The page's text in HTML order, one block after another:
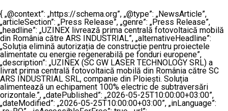
{ „@context”: „https://schema.org”, „@type”: „NewsArticle”,
„articleSection”: „Press Release”, „genre”: „Press Release”,
„headline”: „UZINEX livrează prima centrală fotovoltaică mobilă
din România către ARS INDUSTRIAL”, „alternativeHeadline”:
„Soluția elimină autorizația de construcție pentru proiectele
alimentate cu energie regenerabilă pe fonduri europene”,
„description”: „UZINEX (SC GW LASER TECHNOLOGY SRL) a
livrat prima centrală fotovoltaică mobilă din România către SC
ARS INDUSTRIAL SRL, companie din Ploiești. Soluția
alimentează un echipament 100% electric de subtraversări
orizontale.”, „datePublished”: „2026-05-25T10:00:00+03:00”,
„dateModified”: „2026-05-25T10:00:00+03:00”, „inLanguage”: